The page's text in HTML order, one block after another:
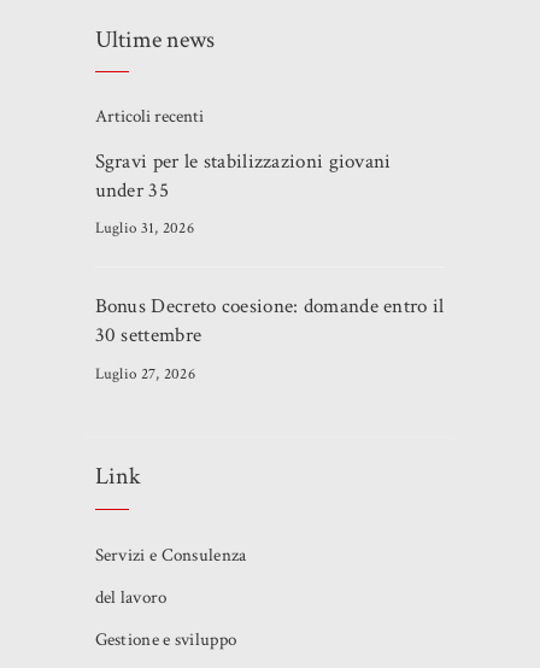
Ultime news
Articoli recenti
Sgravi per le stabilizzazioni giovani
under 35
Luglio 31, 2026
Bonus Decreto coesione: domande entro il
30 settembre
Luglio 27, 2026
Link
Servizi e Consulenza
del lavoro
Gestione e sviluppo